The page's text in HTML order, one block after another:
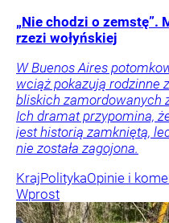
„Nie chodzi o zemstę”.
rzezi wołyńskiej
W Buenos Aires
wciąż pokazują rodzinne
bliskich zamordowanych
Ich dramat przypomina,
jest historią zamkniętą,
nie została zagojona.
KrajPolitykaOpinie i
Wprost